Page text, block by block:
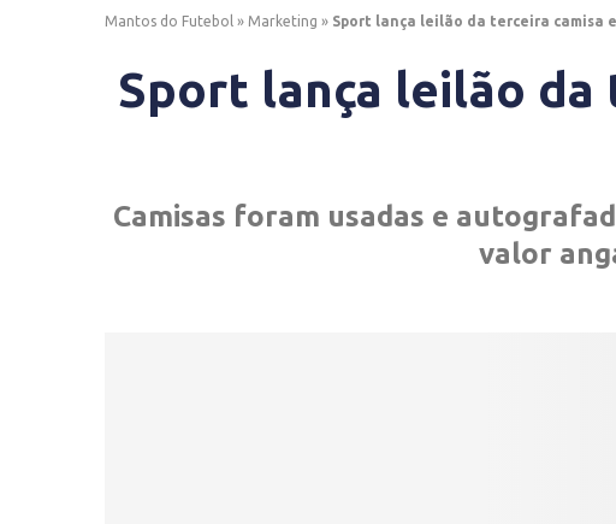
Mantos do Futebol » Marketing » Sport lança leilão da terceira camisa
Sport lança leilão da
Camisas foram usadas e
valor